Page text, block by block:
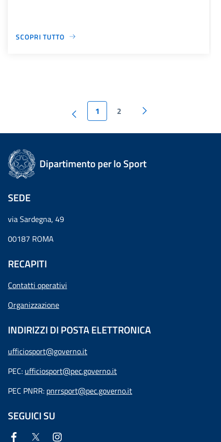
SCOPRI TUTTO
1 2
Dipartimento per lo Sport
SEDE
via Sardegna, 49
00187 ROMA
RECAPITI
Contatti operativi
Organizzazione
INDIRIZZI DI POSTA ELETTRONICA
ufficiosport@governo.it
PEC: ufficiosport@pec.governo.it
PEC PNRR: pnrrsport@pec.governo.it
SEGUICI SU